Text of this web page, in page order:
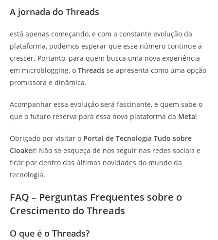
A jornada do Threads
está apenas começando, e com a constante evolução da
plataforma, podemos esperar que esse número continue a
crescer. Portanto, para quem busca uma nova experiência
em microblogging, o Threads se apresenta como uma opção
promissora e dinâmica.
Acompanhar essa evolução será fascinante, e quem sabe o
que o futuro reserva para essa nova plataforma da Meta!
Obrigado por visitar o Portal de Tecnologia Tudo sobre
Cloaker! Não se esqueça de nos seguir nas redes sociais e
ficar por dentro das últimas novidades do mundo da
tecnologia.
FAQ – Perguntas Frequentes sobre o
Crescimento do Threads
O que é o Threads?